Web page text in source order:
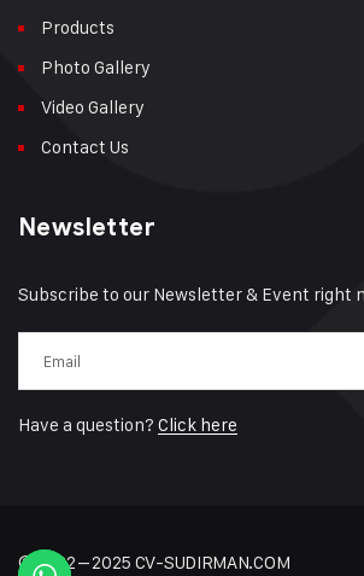
Products
Photo Gallery
Video Gallery
Contact Us
Newsletter
Subscribe to our Newsletter & Event right
Have a question? Click here
© 2022 – 2025 CV-SUDIRMAN.COM